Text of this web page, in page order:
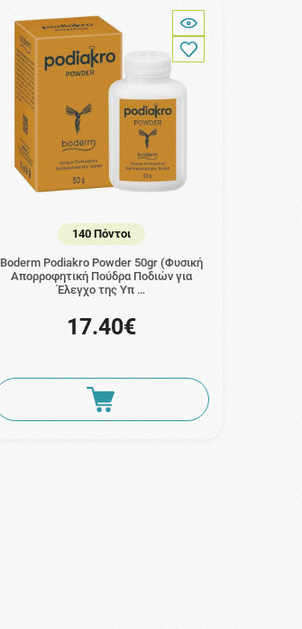
140 Πόντοι
Boderm Podiakro Powder 50gr (Φυσική
Απορροφητική Πούδρα Ποδιών για
Έλεγχο της Υπ …
17.40€